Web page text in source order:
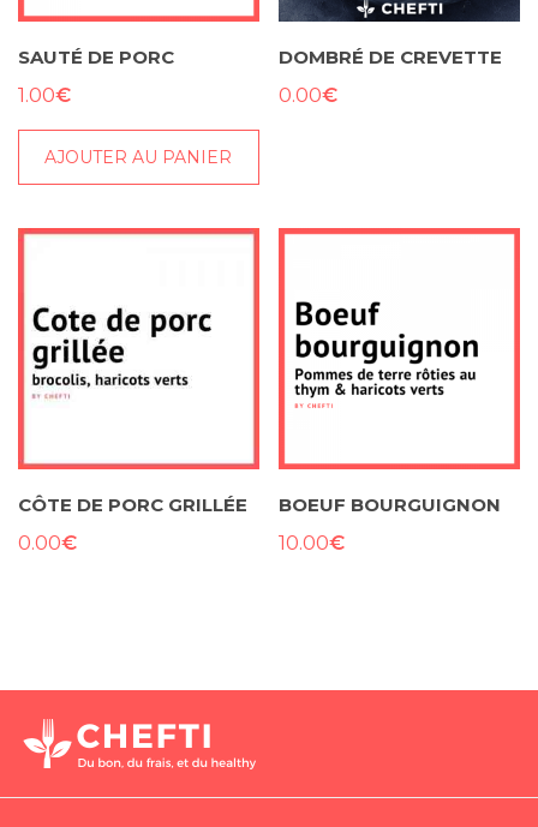
SAUTÉ DE PORC
1.00€
AJOUTER AU PANIER
DOMBRÉ DE CREVETTE
0.00€
CÔTE DE PORC GRILLÉE
0.00€
BOEUF BOURGUIGNON
10.00€